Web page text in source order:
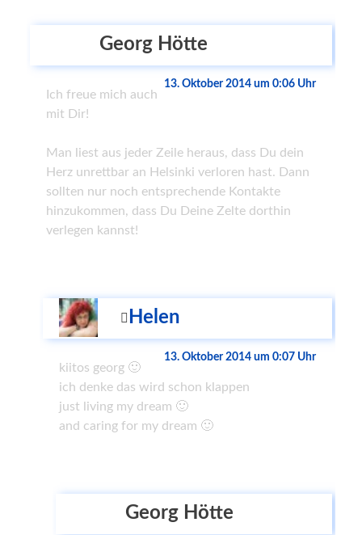
Georg Hötte
13. Oktober 2014 um 0:06 Uhr
Ich freue mich auch
mit Dir!
Man liest aus jeder Zeile heraus, dass Du dein
Herz unrettbar an Helsinki verloren hast. Dann
sollten nur noch entsprechende Kontakte
hinzukommen, dass Du Deine Zelte dorthin
verlegen kannst!
Helen
13. Oktober 2014 um 0:07 Uhr
kiitos georg 🙂
ich denke das wird schon klappen
just living my dream 🙂
and caring for my dream 🙂
Georg Hötte